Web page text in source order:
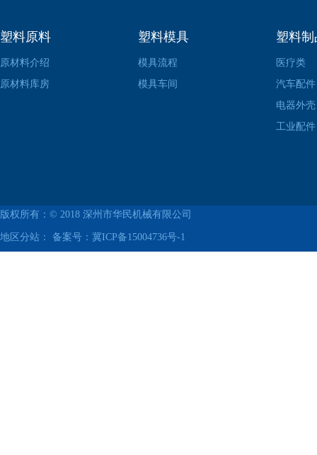
塑料原料
原材料介绍
原材料库房
塑料模具
模具流程
模具车间
塑料制
医疗类
汽车配件
电器外壳
工业配件
版权所有：© 2018 深州市华民机械有限公司
地区分站： 备案号： 冀ICP备15004736号-1